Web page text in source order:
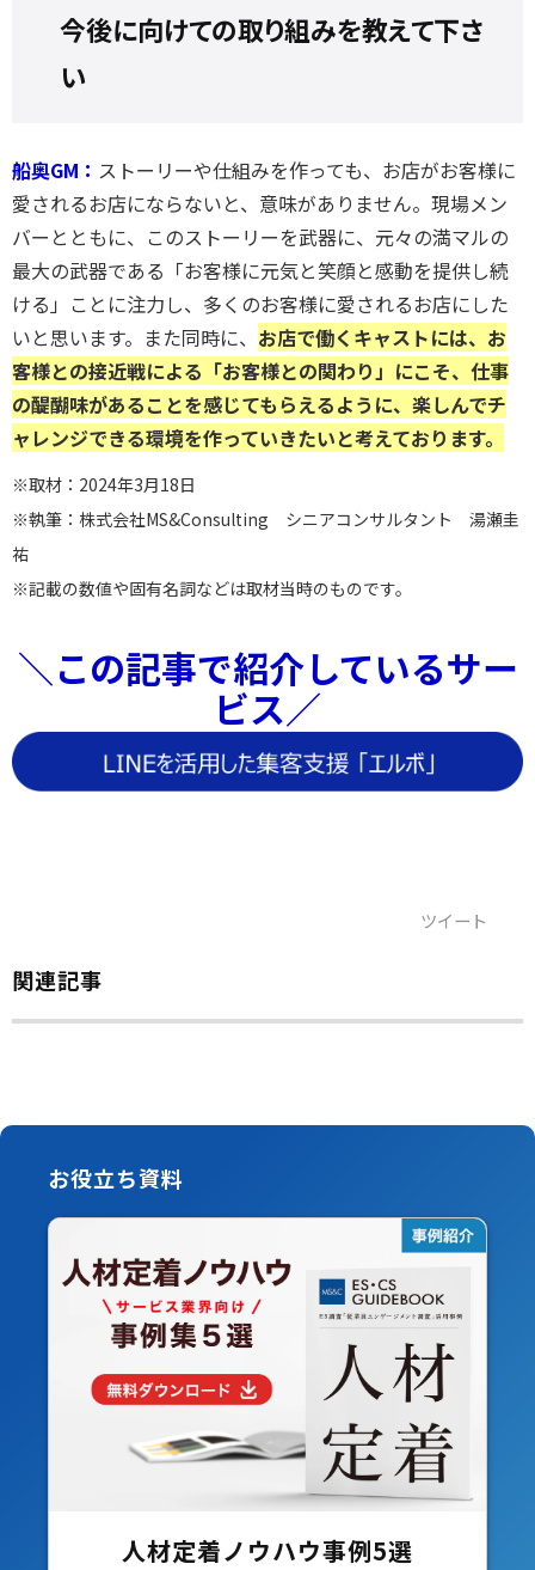
今後に向けての取り組みを教えて下さ
い
船奥GM： ストーリーや仕組みを作っても、お店がお客様に
愛されるお店にならないと、意味がありません。現場メン
バーとともに、このストーリーを武器に、元々の満マルの
最大の武器である「お客様に元気と笑顔と感動を提供し続
ける」ことに注力し、多くのお客様に愛されるお店にした
いと思います。また同時に、 お店で働くキャストには、お
客様との接近戦による「お客様との関わり」にこそ、仕事
の醍醐味があることを感じてもらえるように、楽しんでチ
ャレンジできる環境を作っていきたいと考えております。
※取材：2024年3月18日
※執筆：株式会社MS&Consulting シニアコンサルタント 湯瀬圭
祐
※記載の数値や固有名詞などは取材当時のものです。
＼この記事で紹介しているサー
ビス／
ツイート
関連記事
お役立ち資料
人材定着ノウハウ事例5選